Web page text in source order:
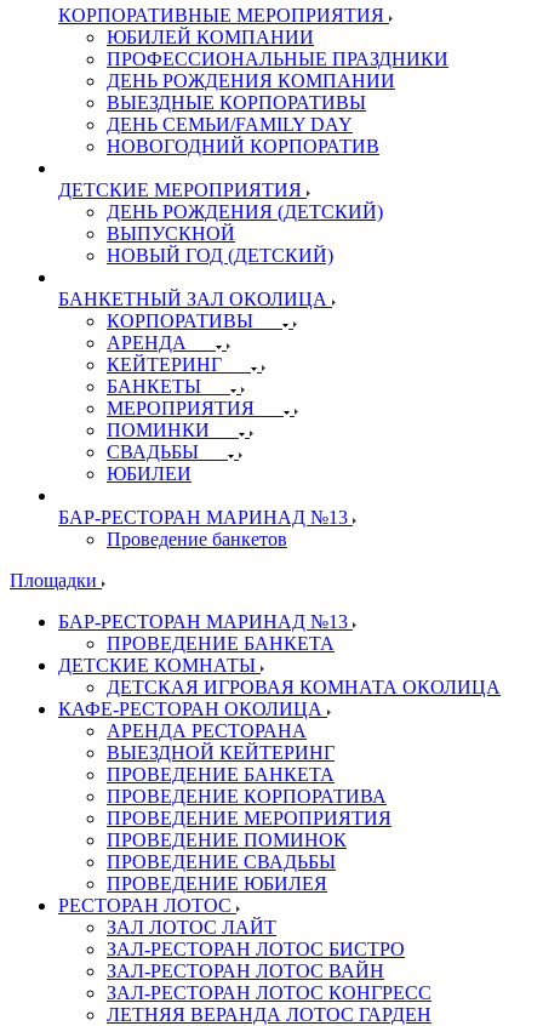
КОРПОРАТИВНЫЕ МЕРОПРИЯТИЯ
ЮБИЛЕЙ КОМПАНИИ
ПРОФЕССИОНАЛЬНЫЕ ПРАЗДНИКИ
ДЕНЬ РОЖДЕНИЯ КОМПАНИИ
ВЫЕЗДНЫЕ КОРПОРАТИВЫ
ДЕНЬ СЕМЬИ/FAMILY DAY
НОВОГОДНИЙ КОРПОРАТИВ
ДЕТСКИЕ МЕРОПРИЯТИЯ
ДЕНЬ РОЖДЕНИЯ (ДЕТСКИЙ)
ВЫПУСКНОЙ
НОВЫЙ ГОД (ДЕТСКИЙ)
БАНКЕТНЫЙ ЗАЛ ОКОЛИЦА
КОРПОРАТИВЫ
АРЕНДА
КЕЙТЕРИНГ
БАНКЕТЫ
МЕРОПРИЯТИЯ
ПОМИНКИ
СВАДЬБЫ
ЮБИЛЕИ
БАР-РЕСТОРАН МАРИНАД №13
Проведение банкетов
Площадки
БАР-РЕСТОРАН МАРИНАД №13
ПРОВЕДЕНИЕ БАНКЕТА
ДЕТСКИЕ КОМНАТЫ
ДЕТСКАЯ ИГРОВАЯ КОМНАТА ОКОЛИЦА
КАФЕ-РЕСТОРАН ОКОЛИЦА
АРЕНДА РЕСТОРАНА
ВЫЕЗДНОЙ КЕЙТЕРИНГ
ПРОВЕДЕНИЕ БАНКЕТА
ПРОВЕДЕНИЕ КОРПОРАТИВА
ПРОВЕДЕНИЕ МЕРОПРИЯТИЯ
ПРОВЕДЕНИЕ ПОМИНОК
ПРОВЕДЕНИЕ СВАДЬБЫ
ПРОВЕДЕНИЕ ЮБИЛЕЯ
РЕСТОРАН ЛОТОС
ЗАЛ ЛОТОС ЛАЙТ
ЗАЛ-РЕСТОРАН ЛОТОС БИСТРО
ЗАЛ-РЕСТОРАН ЛОТОС ВАЙН
ЗАЛ-РЕСТОРАН ЛОТОС КОНГРЕСС
ЛЕТНЯЯ ВЕРАНДА ЛОТОС ГАРДЕН